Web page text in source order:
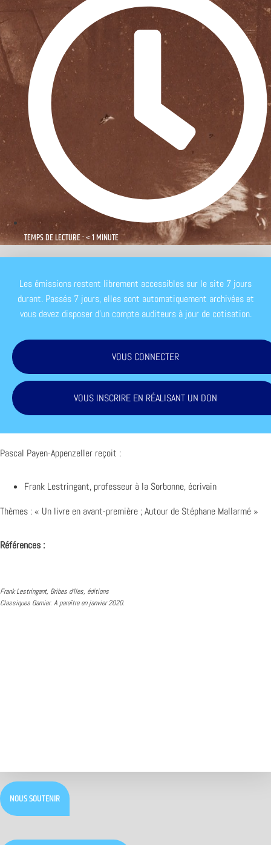
TEMPS DE LECTURE : < 1 MINUTE
Les émissions restent librement accessibles sur le site 7 jours
durant. Passés 7 jours, elles sont automatiquement archivées et
vous devez disposer d'un compte auditeurs à jour de cotisation.
VOUS CONNECTER
VOUS INSCRIRE EN RÉALISANT UN DON
Pascal Payen-Appenzeller reçoit :
Frank Lestringant, professeur à la Sorbonne, écrivain
Thèmes : « Un livre en avant-première ; Autour de Stéphane Mallarmé »
Références :
Frank Lestringant, Bribes d’îles, éditions
Classiques Garnier. A paraître en janvier 2020.
NOUS SOUTENIR